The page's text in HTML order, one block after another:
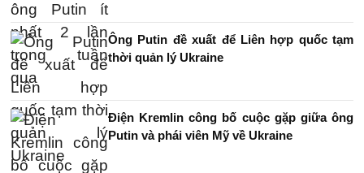
Ông Putin đề xuất để Liên hợp quốc tạm
thời quản lý Ukraine
Điện Kremlin công bố cuộc gặp giữa ông
Putin và phái viên Mỹ về Ukraine